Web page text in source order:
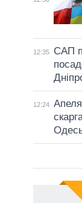
12:35
САП
12:24